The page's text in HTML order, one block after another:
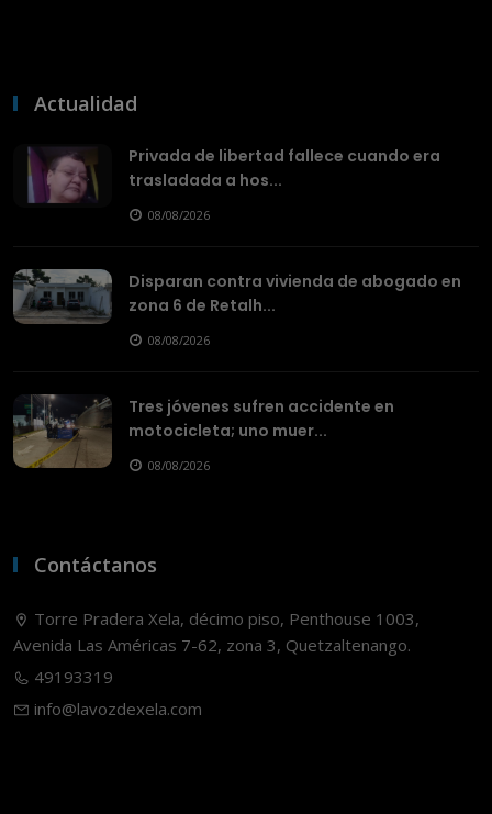
Actualidad
Privada de libertad fallece cuando era
trasladada a hos...
08/08/2026
Disparan contra vivienda de abogado en
zona 6 de Retalh...
08/08/2026
Tres jóvenes sufren accidente en
motocicleta; uno muer...
08/08/2026
Contáctanos
Torre Pradera Xela, décimo piso, Penthouse 1003,
Avenida Las Américas 7-62, zona 3, Quetzaltenango.
49193319
info@lavozdexela.com